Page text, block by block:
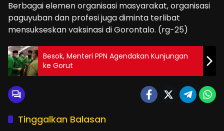
Berbagai elemen organisasi masyarakat, organisasi
paguyuban dan profesi juga diminta terlibat
mensukseskan vaksinasi di Gorontalo. (rg-25)
Besok, Menteri PPN Agendakan Kunjungan
ke Gorut
Tinggalkan Balasan